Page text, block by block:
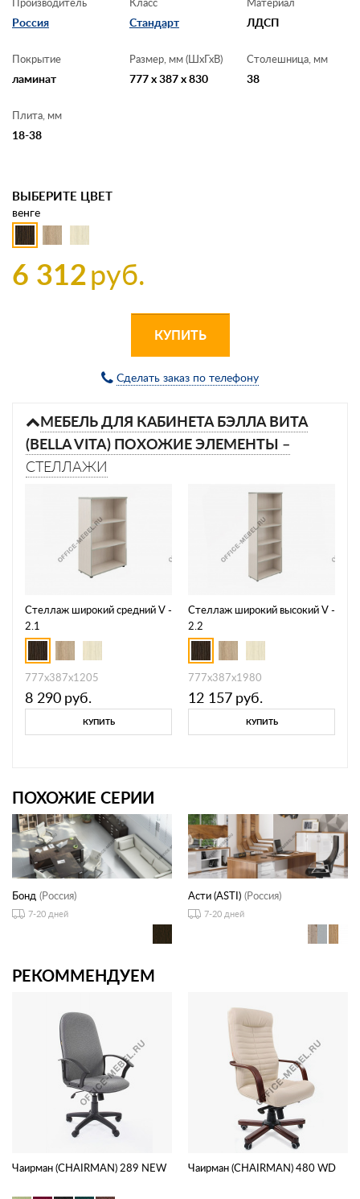
Россия Стандарт ЛДСП
Покрытие
ламинат
Размер, мм (ШхГхВ)
777 x 387 x 830
Столешница, мм
38
Плита, мм
18-38
ВЫБЕРИТЕ ЦВЕТ
венге
6 312руб.
КУПИТЬ
Сделать заказ по телефону
МЕБЕЛЬ ДЛЯ КАБИНЕТА БЭЛЛА ВИТА
(BELLA VITA) ПОХОЖИЕ ЭЛЕМЕНТЫ –
СТЕЛЛАЖИ
Стеллаж широкий средний V -
2.1
777х387х1205
8 290 руб.
КУПИТЬ
Стеллаж широкий высокий V -
2.2
777х387х1980
12 157 руб.
КУПИТЬ
ПОХОЖИЕ СЕРИИ
Бонд (Россия)
7-20 дней
Асти (ASTI) (Россия)
7-20 дней
РЕКОММЕНДУЕМ
Чаирман (CHAIRMAN) 289 NEW Чаирман (CHAIRMAN) 480 WD